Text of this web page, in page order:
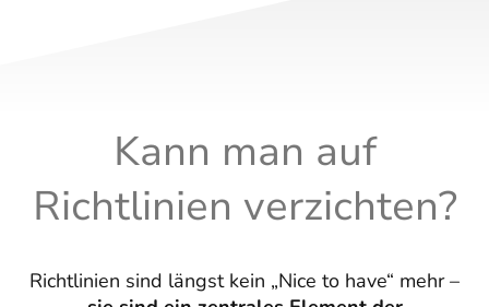
Kann man auf
Richtlinien verzichten?
Richtlinien sind längst kein „Nice to have“ mehr –